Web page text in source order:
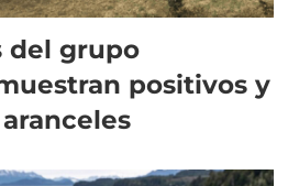
del grupo
positivos y